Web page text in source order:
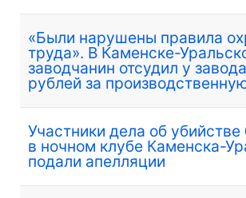
«Были нарушены правила
труда». В Каменске-
заводчанин отсудил у
рублей за
Участники дела об убийстве
в ночном клубе Каменска-
подали апелляции